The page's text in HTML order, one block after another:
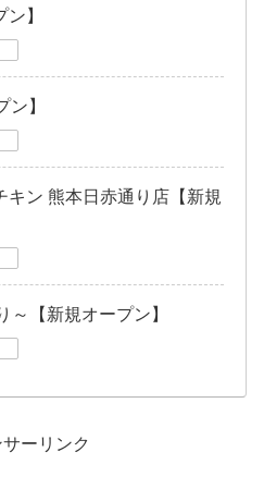
】
】
キン 熊本日赤通り店【新規
～【新規オープン】
ーリンク